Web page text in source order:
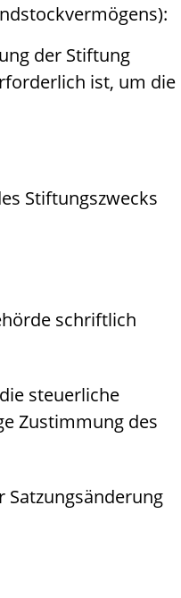
der Stiftung
ist, um die
Stiftungszwecks
schriftlich
steuerliche
Zustimmung des
Satzungsänderung